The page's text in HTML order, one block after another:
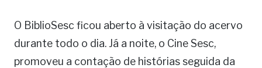
O BiblioSesc ficou aberto à visitação do acervo
durante todo o dia. Já a noite, o Cine Sesc,
promoveu a contação de histórias seguida da